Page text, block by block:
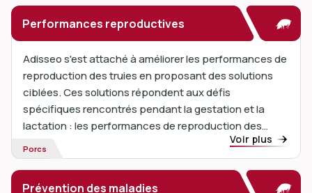
Performances reproductives
Adisseo s'est attaché à améliorer les performances de
reproduction des truies en proposant des solutions
ciblées. Ces solutions répondent aux défis
spécifiques rencontrés pendant la gestation et la
lactation : les performances de reproduction des
Voir plus
Porcs
Prévention des maladies